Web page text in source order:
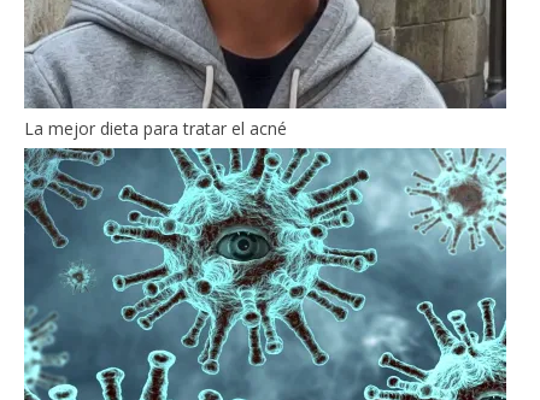
La mejor dieta para tratar el acné